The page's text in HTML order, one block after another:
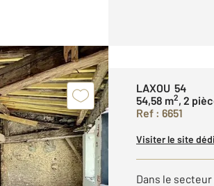
LAXOU 54
54,58 m2, 2
Ref : 6651
Visiter le site
Dans le